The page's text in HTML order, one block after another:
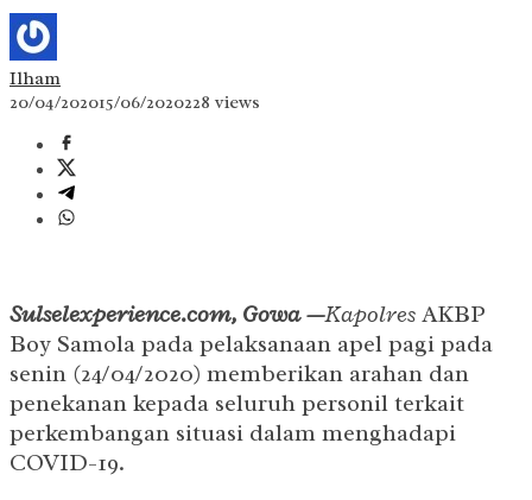
Ilham
20/04/202015/06/2020228 views
Sulselexperience.com, Gowa —Kapolres AKBP
Boy Samola pada pelaksanaan apel pagi pada
senin (24/04/2020) memberikan arahan dan
penekanan kepada seluruh personil terkait
perkembangan situasi dalam menghadapi
COVID-19.